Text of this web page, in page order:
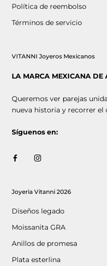
Política de reembolso
Términos de servicio
VITANNI Joyeros Mexicanos
LA MARCA MEXICANA DE
Queremos ver parejas
nueva historia y recorrer el
Síguenos en:
Joyeria Vitanni 2026
Diseños legado
Moissanita GRA
Anillos de promesa
Plata esterlina